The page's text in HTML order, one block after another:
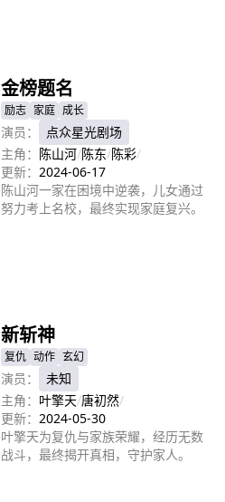
金榜题名
励志 家庭 成长
演员：
点众星光剧场
主角： 陈山河/陈东/陈彩/
更新： 2024-06-17
陈山河一家在困境中逆袭，儿女通过
努力考上名校，最终实现家庭复兴。
新斩神
复仇 动作 玄幻
演员：
未知
主角： 叶擎天/唐初然/
更新： 2024-05-30
叶擎天为复仇与家族荣耀，经历无数
战斗，最终揭开真相，守护家人。